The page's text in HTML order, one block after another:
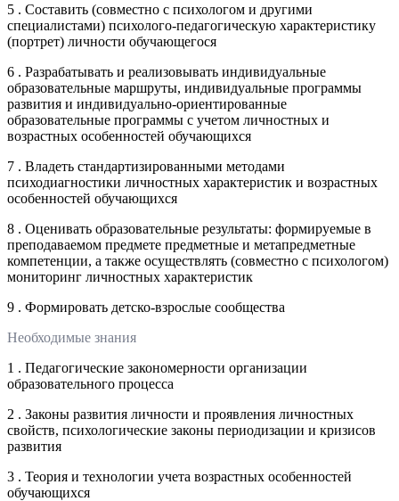
5 . Составить (совместно с психологом и другими
специалистами) психолого-педагогическую характеристику
(портрет) личности обучающегося
6 . Разрабатывать и реализовывать индивидуальные
образовательные маршруты, индивидуальные программы
развития и индивидуально-ориентированные
образовательные программы с учетом личностных и
возрастных особенностей обучающихся
7 . Владеть стандартизированными методами
психодиагностики личностных характеристик и возрастных
особенностей обучающихся
8 . Оценивать образовательные результаты: формируемые в
преподаваемом предмете предметные и метапредметные
компетенции, а также осуществлять (совместно с психологом)
мониторинг личностных характеристик
9 . Формировать детско-взрослые сообщества
Необходимые знания
1 . Педагогические закономерности организации
образовательного процесса
2 . Законы развития личности и проявления личностных
свойств, психологические законы периодизации и кризисов
развития
3 . Теория и технологии учета возрастных особенностей
обучающихся